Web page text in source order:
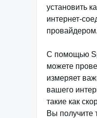
установить
интернет-
провайдером.
С помощью
можете
измеряет
вашего
такие как
Вы получите